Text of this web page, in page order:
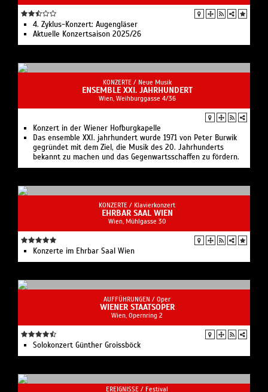
4. Zyklus-Konzert: Augengläser
Aktuelle Konzertsaison 2025/26
KONZERTE / Neue Musik
ENSEMBLE XXI. JAHRHUNDERT​
Wien, Weihburggasse 4/36
Konzert in der Wiener Hofburgkapelle
Das ensemble XXI. jahrhundert wurde 1971 von Peter Burwik
gegründet mit dem Ziel, die Musik des 20. Jahr­hunderts
bekannt zu machen und das Gegenwarts­schaffen zu fördern.
KONZERTE / Klavierkonzert
EHRBAR SAAL WIEN
Wien, Mühlgasse 30
Konzerte im Ehrbar Saal Wien
AUFFÜHRUNGEN / Oper
WIENER STAATSOPER
Wien, Opernring 2
Solo­konzert Günther Groissböck
EREIGNISSE / Festival